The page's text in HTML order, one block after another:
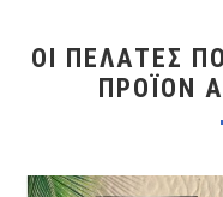
ΟΙ ΠΕΛΆΤΕΣ
ΠΡΟΪΌΝ